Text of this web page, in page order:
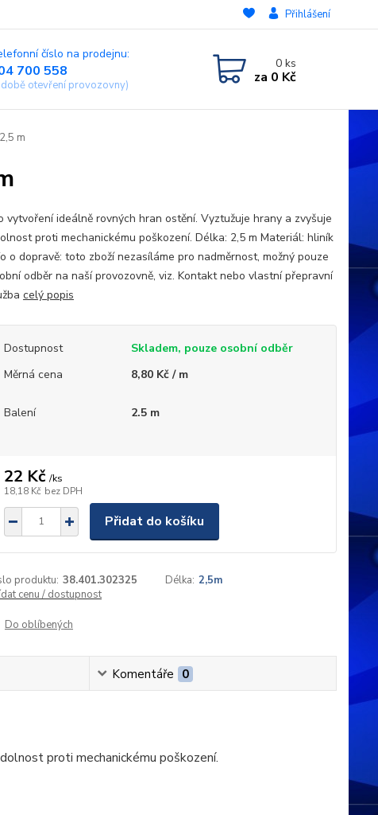
Přihlášení
číslo na prodejnu:
700 558
otevření provozovny)
0ks
za 0 Kč
m
vytvoření ideálně rovných hran ostění. Vyztužuje hrany a zvyšuje
proti mechanickému poškození. Délka: 2,5 m Materiál: hliník
o dopravě: toto zboží nezasíláme pro nadměrnost, možný pouze
odběr na naší provozovně, viz. Kontakt nebo vlastní přepravní
celý popis
Dostupnost
Skladem, pouze osobní odběr
Měrná cena
8,80 Kč / m
Balení 2.5 m
22 Kč /ks
18,18 Kč bez DPH
Přidat do košíku
produktu: 38.401.302325 Délka: 2,5m
cenu / dostupnost
Do oblíbených
Komentáře 0
proti mechanickému poškození.